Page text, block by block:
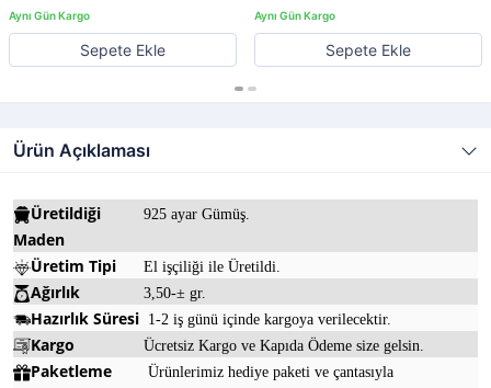
Sepete Ekle Sepete Ekle
Ürün Açıklaması
Üretildiği
Maden
925 ayar Gümüş.
Üretim Tipi El işçiliği ile Üretildi.
Ağırlık 3,50-± gr.
Hazırlık Süresi 1-2 iş günü içinde kargoya verilecektir.
Kargo Ücretsiz Kargo ve Kapıda Ödeme size gelsin.
Paketleme
Ürünlerimiz hediye paketi ve çantasıyla